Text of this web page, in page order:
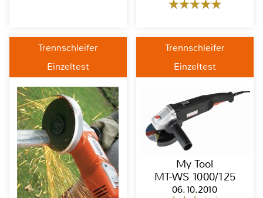
Trennschleifer
Einzeltest
Trennschleifer
Einzeltest
My Tool
MT-WS 1000/125
06.10.2010